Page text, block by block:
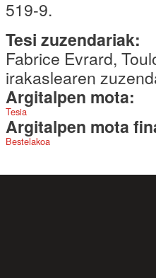
519-9.
Tesi zuzendariak:
Fabrice Evrard,
irakaslearen
Argitalpen mota:
Tesia
Argitalpen mota
Bestelakoa